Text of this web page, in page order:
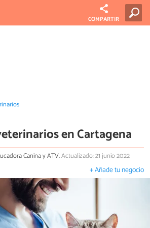
COMPARTIR
en Cartagena
Canina y ATV.Actualizado: 21 junio 2022
+ Añade tu negocio